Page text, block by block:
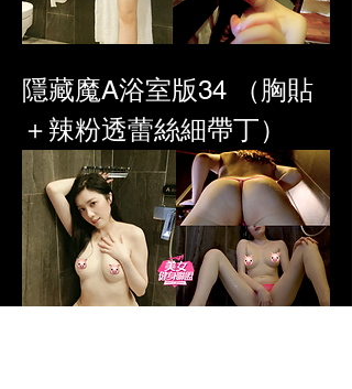
隱藏魔A浴室版34 （胸貼
＋辣粉透蕾絲細帶丁）